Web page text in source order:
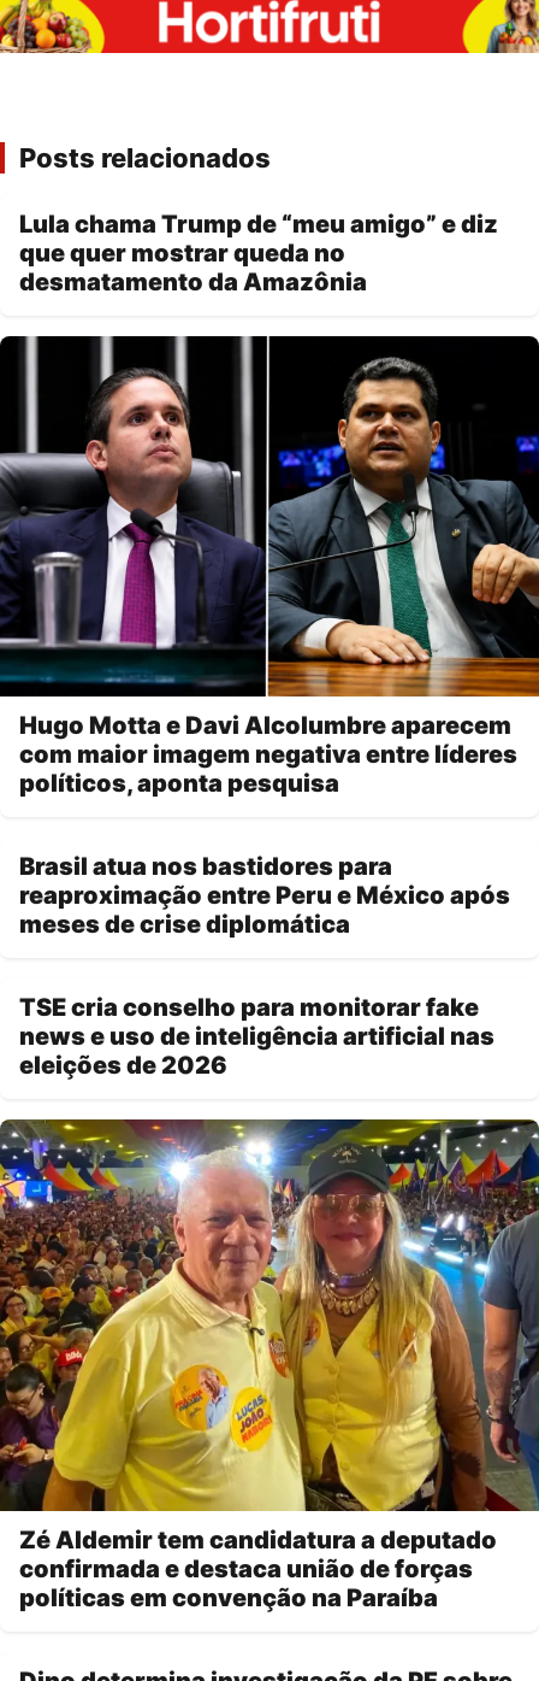
Posts relacionados
Lula chama Trump de “meu amigo” e diz
que quer mostrar queda no
desmatamento da Amazônia
Hugo Motta e Davi Alcolumbre aparecem
com maior imagem negativa entre líderes
políticos, aponta pesquisa
Brasil atua nos bastidores para
reaproximação entre Peru e México após
meses de crise diplomática
TSE cria conselho para monitorar fake
news e uso de inteligência artificial nas
eleições de 2026
Zé Aldemir tem candidatura a deputado
confirmada e destaca união de forças
políticas em convenção na Paraíba